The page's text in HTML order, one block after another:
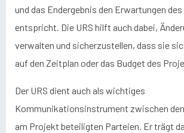
und das Endergebnis den Erwartungen des
entspricht. Die URS hilft auch dabei,
verwalten und sicherzustellen, dass sie
auf den Zeitplan oder das Budget des
Der URS dient auch als wichtiges
Kommunikationsinstrument zwischen
am Projekt beteiligten Parteien. Er trägt